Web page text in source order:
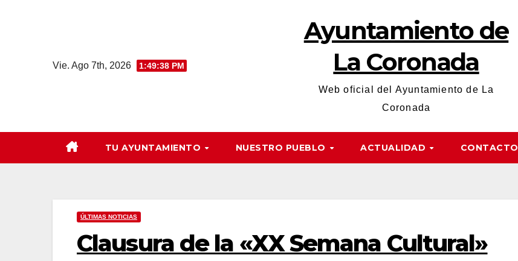
Vie. Ago 7th, 2026 1:49:39 PM
Ayuntamiento de
La Coronada
Web oficial del Ayuntamiento de La
Coronada
TU AYUNTAMIENTO NUESTRO PUEBLO ACTUALIDAD CONTACTO
ÚLTIMAS NOTICIAS
Clausura de la «XX Semana Cultural»